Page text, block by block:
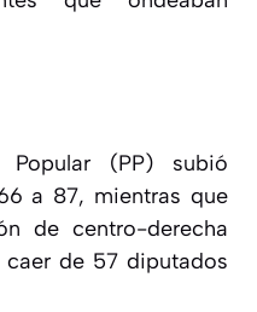
Popular (PP) subió
a 87, mientras que
de centro-derecha
caer de 57 diputados